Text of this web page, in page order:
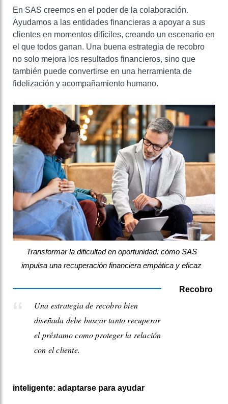
En SAS creemos en el poder de la colaboración.
Ayudamos a las entidades financieras a apoyar a sus
clientes en momentos difíciles, creando un escenario en
el que todos ganan. Una buena estrategia de recobro
no solo mejora los resultados financieros, sino que
también puede convertirse en una herramienta de
fidelización y acompañamiento humano.
Transformar la dificultad en oportunidad: cómo SAS
impulsa una recuperación financiera empática y eficaz
Una estrategia de recobro bien
diseñada debe buscar tanto recuperar
el préstamo como proteger la relación
con el cliente.
Recobro
inteligente: adaptarse para ayudar